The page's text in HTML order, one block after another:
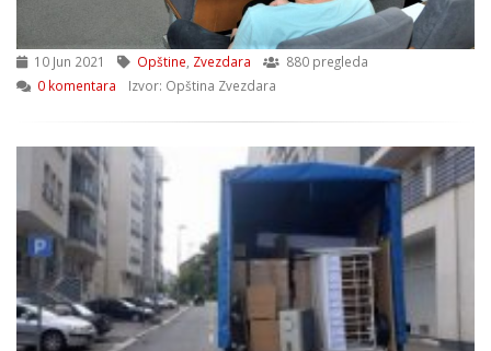
10 Jun 2021 Opštine Zvezdara
880 pregleda
0 komentara
Izvor: Opština Zvezdara